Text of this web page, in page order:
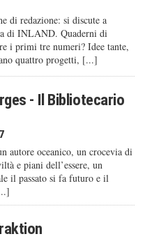
di redazione: si discute a
di INLAND. Quaderni di
i primi tre numeri? Idee tante,
quattro progetti, [...]
- Il Bibliotecario
autore oceanico, un crocevia di
e piani dell’essere, un
il passato si fa futuro e il